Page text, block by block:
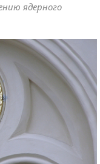
ядерного